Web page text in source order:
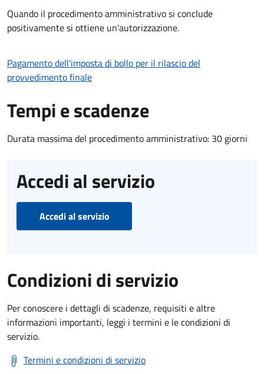
Quando il procedimento amministrativo si conclude
positivamente si ottiene un'autorizzazione.
Pagamento dell'imposta di bollo per il rilascio del
provvedimento finale
Tempi e scadenze
Durata massima del procedimento amministrativo: 30 giorni
Accedi al servizio
Accedi al servizio
Condizioni di servizio
Per conoscere i dettagli di scadenze, requisiti e altre
informazioni importanti, leggi i termini e le condizioni di
servizio.
Termini e condizioni di servizio